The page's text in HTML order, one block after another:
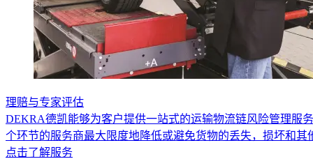
理赔与专家评估
DEKRA德凯能够为客户提供一站式的运输物流链风险管理服
个环节的服务商最大限度地降低或避免货物的丢失，损坏和其
点击了解服务